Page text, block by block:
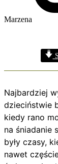
Marzena
Najbardziej
dzieciństwie
kiedy rano
na śniadanie
były czasy,
nawet